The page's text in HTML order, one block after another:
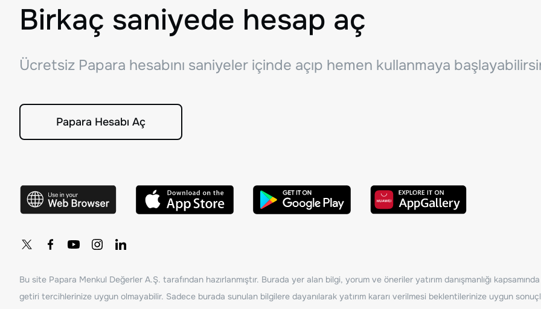
Birkaç saniyede hesap aç
Ücretsiz Papara hesabını saniyeler içinde açıp hemen kullanmaya
Papara Hesabı Aç
Bu site Papara Menkul Değerler A.Ş. tarafından hazırlanmıştır. Burada yer alan bilgi, yorum ve öneriler yatırım danışmanlığı
getiri tercihlerinize uygun olmayabilir. Sadece burada sunulan bilgilere dayanılarak yatırım kararı verilmesi beklentilerinize uygun